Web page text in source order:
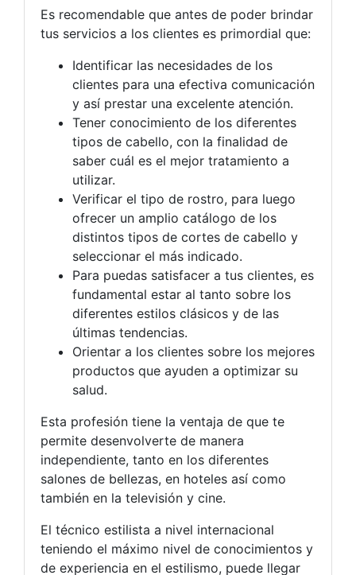
Es recomendable que antes de poder brindar
tus servicios a los clientes es primordial que:
Identificar las necesidades de los
clientes para una efectiva comunicación
y así prestar una excelente atención.
Tener conocimiento de los diferentes
tipos de cabello, con la finalidad de
saber cuál es el mejor tratamiento a
utilizar.
Verificar el tipo de rostro, para luego
ofrecer un amplio catálogo de los
distintos tipos de cortes de cabello y
seleccionar el más indicado.
Para puedas satisfacer a tus clientes, es
fundamental estar al tanto sobre los
diferentes estilos clásicos y de las
últimas tendencias.
Orientar a los clientes sobre los mejores
productos que ayuden a optimizar su
salud.
Esta profesión tiene la ventaja de que te
permite desenvolverte de manera
independiente, tanto en los diferentes
salones de bellezas, en hoteles así como
también en la televisión y cine.
El técnico estilista a nivel internacional
teniendo el máximo nivel de conocimientos y
de experiencia en el estilismo, puede llegar